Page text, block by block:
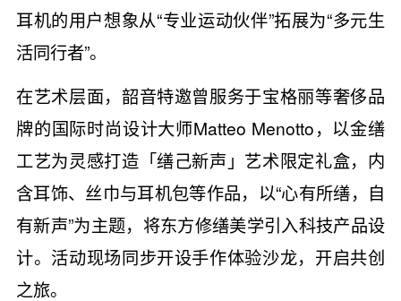
耳机的用户想象从“专业运动伙伴”拓展为“多元生
活同行者”。
在艺术层面，韶音特邀曾服务于宝格丽等奢侈品
牌的国际时尚设计大师Matteo Menotto，以金缮
工艺为灵感打造「缮己新声」艺术限定礼盒，内
含耳饰、丝巾与耳机包等作品，以“心有所缮，自
有新声”为主题，将东方修缮美学引入科技产品设
计。活动现场同步开设手作体验沙龙，开启共创
之旅。